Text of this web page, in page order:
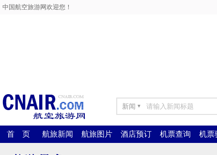
中国航空旅游网欢迎您！
新闻 ▼
首 页 航旅新闻 航旅图片 酒店预订 机票查询 机票